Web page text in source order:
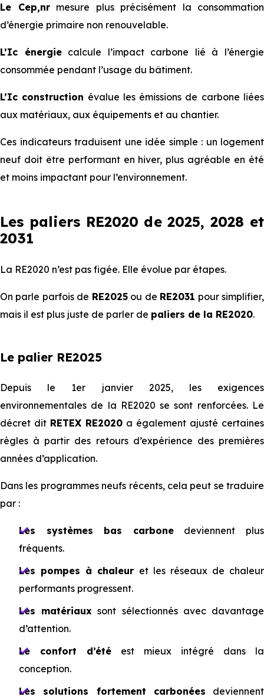
Le Cep,nrmesure plus précisément la consommation
d’énergie primaire non renouvelable.
L’Ic énergiecalcule l’impact carbone lié à l’énergie
consommée pendant l’usage du bâtiment.
L’Ic construction évalue les émissions de carbone liées
aux matériaux, aux équipements et au chantier.
Ces indicateurs traduisent une idée simple : un logement
neuf doit être performant en hiver, plus agréable en été
et moins impactant pour l’environnement.
Les paliers RE2020 de 2025, 2028 et
2031
La RE2020 n’est pas figée. Elle évolue par étapes.
On parle parfois de RE2025ou de RE2031 pour simplifier,
mais il est plus juste de parler de paliers de la RE2020.
Le palier RE2025
Depuis le 1er janvier 2025, les exigences
environnementales de la RE2020 se sont renforcées. Le
décret dit RETEX RE2020 a également ajusté certaines
règles à partir des retours d’expérience des premières
années d’application.
Dans les programmes neufs récents, cela peut se traduire
par :
Les systèmes bas carbonedeviennent plus
fréquents.
Les pompes à chaleur et les réseaux de chaleur
performants progressent.
Les matériaux sont sélectionnés avec davantage
d’attention.
Le confort d’été est mieux intégré dans la
conception.
Les solutions fortement carbonées deviennent